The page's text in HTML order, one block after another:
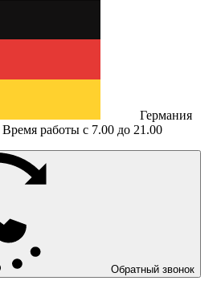
Германия
Время работы с 7.00 до 21.00
Обратный звонок